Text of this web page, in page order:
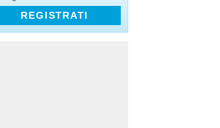
REGISTRATI